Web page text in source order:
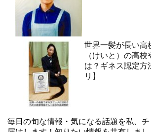
世界一髪が長い高
（けいと）の高
は？ギネス認定方
リ】
毎日の旬な情報・気になる話題を私、